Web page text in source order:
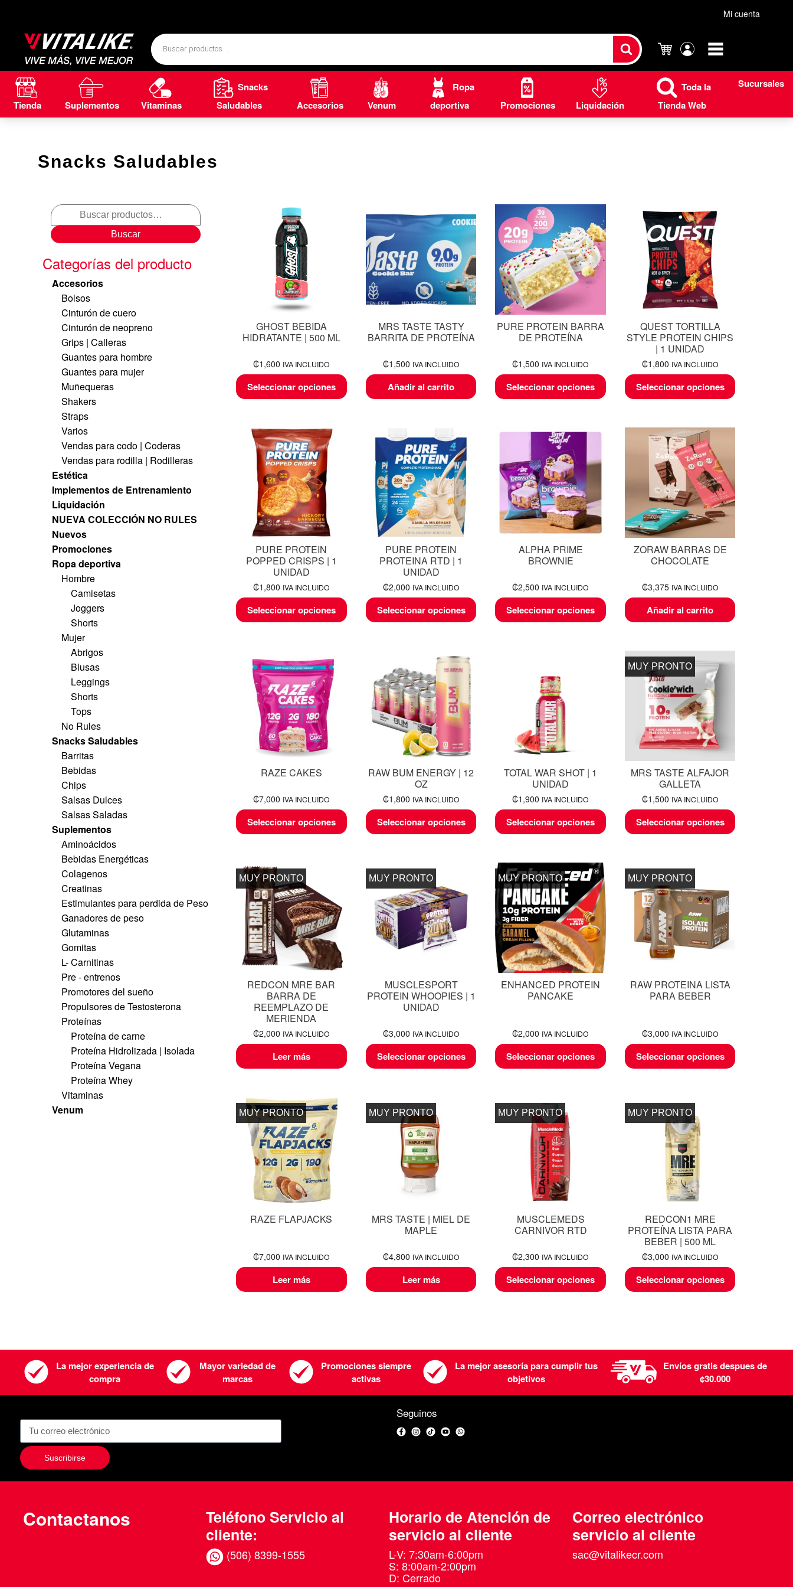
Mi cuenta
Carrito
cuenta
Tienda Suplementos Vitaminas
Snacks
Saludables
Accesorios Venum
Ropa
deportiva
Promociones Liquidación
Toda la
Tienda Web
Sucursales
Snacks Saludables
Buscar
Categorías del producto
Accesorios
Bolsos
Cinturón de cuero
Cinturón de neopreno
Grips | Calleras
Guantes para hombre
Guantes para mujer
Muñequeras
Shakers
Straps
Varios
Vendas para codo | Coderas
Vendas para rodilla | Rodilleras
Estética
Implementos de Entrenamiento
Liquidación
NUEVA COLECCIÓN NO RULES
Nuevos
Promociones
Ropa deportiva
Hombre
Camisetas
Joggers
Shorts
Mujer
Abrigos
Blusas
Leggings
Shorts
Tops
No Rules
Snacks Saludables
Barritas
Bebidas
Chips
Salsas Dulces
Salsas Saladas
Suplementos
Aminoácidos
Bebidas Energéticas
Colagenos
Creatinas
Estimulantes para perdida de Peso
Ganadores de peso
Glutaminas
Gomitas
L- Carnitinas
Pre - entrenos
Promotores del sueño
Propulsores de Testosterona
Proteínas
Proteína de carne
Proteína Hidrolizada | Isolada
Proteína Vegana
Proteína Whey
Vitaminas
Venum
GHOST BEBIDA
HIDRATANTE | 500 ML
₡1,600 IVA INCLUIDO
Seleccionar opciones
MRS TASTE TASTY
BARRITA DE PROTEÍNA
₡1,500 IVA INCLUIDO
Añadir al carrito
PURE PROTEIN BARRA
DE PROTEÍNA
₡1,500 IVA INCLUIDO
Seleccionar opciones
QUEST TORTILLA
STYLE PROTEIN CHIPS
| 1 UNIDAD
₡1,800 IVA INCLUIDO
Seleccionar opciones
PURE PROTEIN
POPPED CRISPS | 1
UNIDAD
₡1,800 IVA INCLUIDO
Seleccionar opciones
PURE PROTEIN
PROTEINA RTD | 1
UNIDAD
₡2,000 IVA INCLUIDO
Seleccionar opciones
ALPHA PRIME
BROWNIE
₡2,500 IVA INCLUIDO
Seleccionar opciones
ZORAW BARRAS DE
CHOCOLATE
₡3,375 IVA INCLUIDO
Añadir al carrito
RAZE CAKES
₡7,000 IVA INCLUIDO
Seleccionar opciones
RAW BUM ENERGY | 12
OZ
₡1,800 IVA INCLUIDO
Seleccionar opciones
TOTAL WAR SHOT | 1
UNIDAD
₡1,900 IVA INCLUIDO
Seleccionar opciones
MUY PRONTO
MRS TASTE ALFAJOR
GALLETA
₡1,500 IVA INCLUIDO
Seleccionar opciones
MUY PRONTO
REDCON MRE BAR
BARRA DE
REEMPLAZO DE
MERIENDA
₡2,000 IVA INCLUIDO
Leer más
MUY PRONTO
MUSCLESPORT
PROTEIN WHOOPIES | 1
UNIDAD
₡3,000 IVA INCLUIDO
Seleccionar opciones
MUY PRONTO
ENHANCED PROTEIN
PANCAKE
₡2,000 IVA INCLUIDO
Seleccionar opciones
MUY PRONTO
RAW PROTEINA LISTA
PARA BEBER
₡3,000 IVA INCLUIDO
Seleccionar opciones
MUY PRONTO
RAZE FLAPJACKS
₡7,000 IVA INCLUIDO
Leer más
MUY PRONTO
MRS TASTE | MIEL DE
MAPLE
₡4,800 IVA INCLUIDO
Leer más
MUY PRONTO
MUSCLEMEDS
CARNIVOR RTD
₡2,300 IVA INCLUIDO
Seleccionar opciones
MUY PRONTO
REDCON1 MRE
PROTEÍNA LISTA PARA
BEBER | 500 ML
₡3,000 IVA INCLUIDO
Seleccionar opciones
La mejor experiencia de
compra
Mayor variedad de
marcas
Promociones siempre
activas
La mejor asesoría para cumplir tus
objetivos
Envíos gratis despues de
¢30.000
Suscribirse
Seguinos
Facebook
Instagram
TikTokYouTubeWhatsApp
Contactanos
Teléfono Servicio al
cliente:
(506) 8399-1555
Horario de Atención de
servicio al cliente
L-V: 7:30am-6:00pm
S: 8:00am-2:00pm
D: Cerrado
Correo electrónico
servicio al cliente
sac@vitalikecr.com